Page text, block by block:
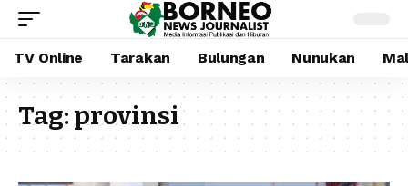
TV Online Tarakan Bulungan Nunukan
Tag:provinsi